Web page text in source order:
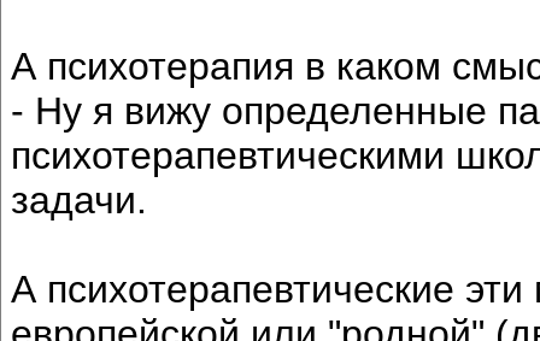
А психотерапия в каком
- Ну я вижу определенные
психотерапевтическими
задачи.
А психотерапевтические